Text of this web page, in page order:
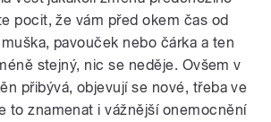
pocit, že vám před okem čas od
pavouček nebo čárka a ten
stejný, nic se neděje. Ovšem v
přibývá, objevují se nové, třeba ve
to znamenat i vážnější onemocnění